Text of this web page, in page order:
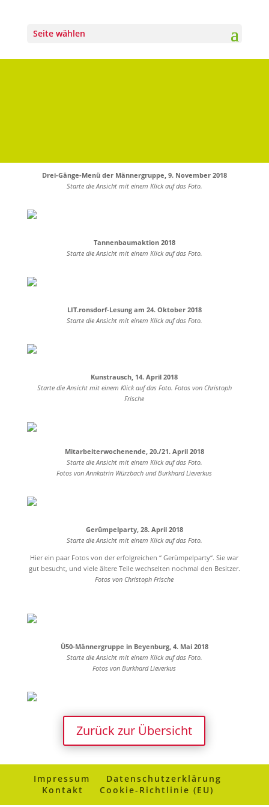
Seite wählen
Drei-Gänge-Menü der Männergruppe, 9. November 2018
Starte die Ansicht mit einem Klick auf das Foto.
Tannenbaumaktion 2018
Starte die Ansicht mit einem Klick auf das Foto.
LIT.ronsdorf-Lesung am 24. Oktober 2018
Starte die Ansicht mit einem Klick auf das Foto.
Kunstrausch, 14. April 2018
Starte die Ansicht mit einem Klick auf das Foto. Fotos von Christoph
Frische
Mitarbeiterwochenende, 20./21. April 2018
Starte die Ansicht mit einem Klick auf das Foto.
Fotos von Annkatrin Würzbach und Burkhard Lieverkus
Gerümpelparty, 28. April 2018
Starte die Ansicht mit einem Klick auf das Foto.
Hier ein paar Fotos von der erfolgreichen “ Gerümpelparty“. Sie war
gut besucht, und viele ältere Teile wechselten nochmal den Besitzer.
Fotos von Christoph Frische
Ü50-Männergruppe in Beyenburg, 4. Mai 2018
Starte die Ansicht mit einem Klick auf das Foto.
Fotos von Burkhard Lieverkus
Zurück zur Übersicht
Impressum
Datenschutzerklärung
Kontakt
Cookie-Richtlinie (EU)